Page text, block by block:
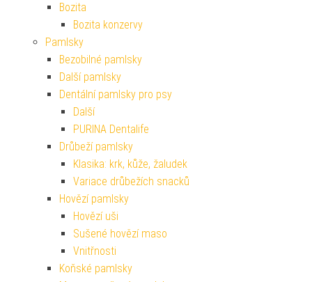
Bozita
Bozita konzervy
Pamlsky
Bezobilné pamlsky
Další pamlsky
Dentální pamlsky pro psy
Další
PURINA Dentalife
Drůbeží pamlsky
Klasika: krk, kůže, žaludek
Variace drůbežích snacků
Hovězí pamlsky
Hovězí uši
Sušené hovězí maso
Vnitřnosti
Koňské pamlsky